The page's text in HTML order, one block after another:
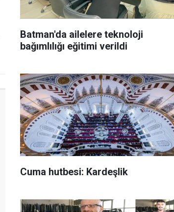
Batman'da ailelere teknoloji
bağımlılığı eğitimi verildi
Cuma hutbesi: Kardeşlik